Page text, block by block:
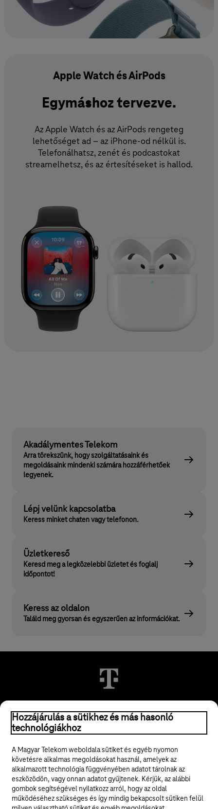
Apple Watch és AirPods
Egymáshoz tervezve.
Az Apple Watch és az AirPods rengeteg
lehetőséget ad – az iPhone-od nélkül is.
Telefonálhatsz, zenét és podcastokat
streamelhetsz, és az értesítéseket is hallod.
Akadálymentes Telekom
Arra törekszünk, hogy szolgáltatásaink és
megoldásaink mindenki számára hozzáférhetőek
legyenek.
Lépj velünk kapcsolatba
Keress minket chaten vagy telefonon.
Üzletkereső
Keresd meg a legközelebbi üzletet és foglalj
időpontot!
Keress az oldalon
Találd meg gyorsan és egyszerűen az információkat.
© 2026 Magyar Telekom Nyrt.
ÁSZF
Adatvédelem
Hozzájárulás a sütikhez és más hasonló
technológiákhoz
A Magyar Telekom weboldala sütiket és egyéb nyomon
követésre alkalmas megoldásokat használ, amelyek az
alkalmazott technológia függvényében adatot tárolnak az
eszközödön, vagy onnan adatot gyűjtenek. Kérjük, az alábbi
gombok segítségével nyilatkozz arról, hogy az oldal
működéséhez szükséges és így mindig bekapcsolt sütiken felül